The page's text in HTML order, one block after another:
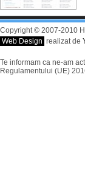
Copyright © 2007-2010
Web Design realizat de
Te informam ca ne-am
Regulamentului (UE)